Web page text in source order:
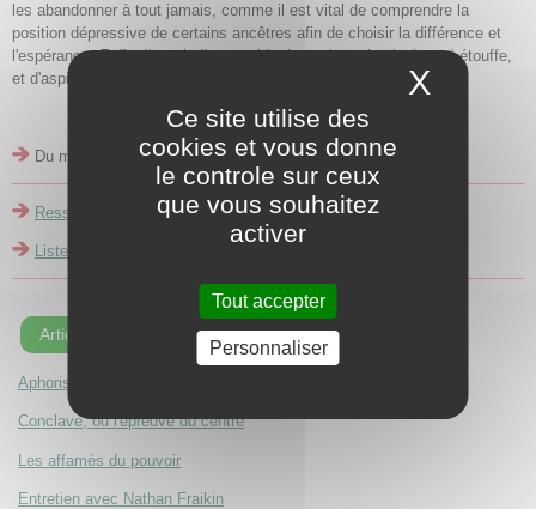
les abandonner à tout jamais, comme il est vital de comprendre la
position dépressive de certains ancêtres afin de choisir la différence et
l'espérance. Enfin, il est indispensable de soulever la cloche qui étouffe,
et d'aspirer l'air pur de la liberté."
Editions Dervy - 14cm x 22 cm - 285 pages
Du même auteurOmbre. Le mal fait aux femmes .
Ressources (livres...)
Liste des auteurs
Articles récents
Aphorismes de Robert Blacher
Conclave, ou l'épreuve du centre
Les affamés du pouvoir
Entretien avec Nathan Fraikin
Ce site utilise des
cookies et vous donne
le controle sur ceux
que vous souhaitez
activer
Tout accepter
Personnaliser
X